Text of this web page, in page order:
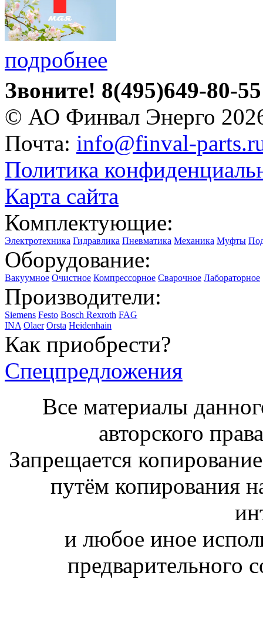
подробнее
Звоните! 8(495)649-80-55
© АО Финвал Энерго
Почта: info@finval-
Политика
Карта сайта
Комплектующие:
Электротехника Гидравлика Пневматика Механика Муфты
Оборудование:
Вакуумное Очистное Компрессорное Сварочное Лабораторное
Производители:
Siemens Festo Bosch Rexroth FAG
INA Olaer Orsta Heidenhain
Как приобрести?
Спецпредложения
Все материалы
авторского
Запрещается
путём копирования
и любое иное
предварительного